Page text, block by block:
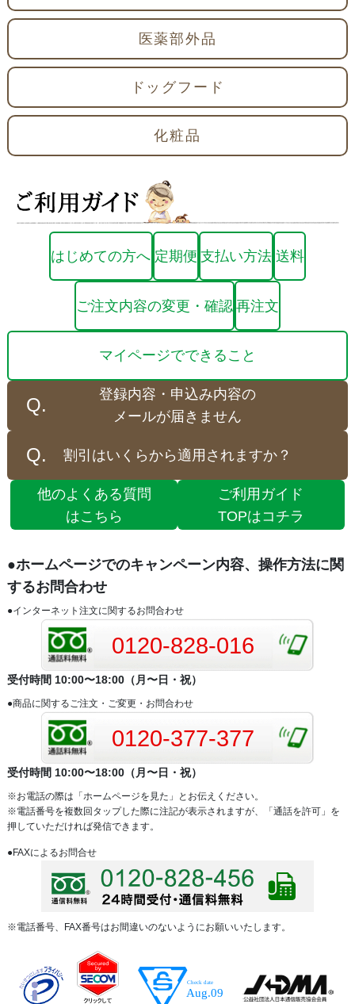
医薬部外品
ドッグフード
化粧品
はじめての方へ 定期便 支払い方法 送料
ご注文内容の変更・確認 再注文
マイページでできること
登録内容・申込み内容の
メールが届きません
割引はいくらから適用されますか？
他のよくある質問
はこちら
ご利用ガイド
TOPはコチラ
●ホームページでのキャンペーン内容、操作方法に関
するお問合わせ
●インターネット注文に関するお問合わせ
0120-828-016
受付時間 10:00〜18:00（月〜日・祝）
●商品に関するご注文・ご変更・お問合わせ
0120-377-377
受付時間 10:00〜18:00（月〜日・祝）
※お電話の際は「ホームページを見た」とお伝えください。
※電話番号を複数回タップした際に注記が表示されますが、「通話を許可」を
押していただければ発信できます。
●FAXによるお問合せ
※電話番号、FAX番号はお間違いのないようにお願いいたします。